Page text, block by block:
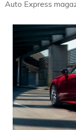
Auto Express